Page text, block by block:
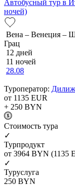
Автобусный тур в
ночей)
Вена – Венеция –
Грац
12 дней
11 ночей
28.08
Туроператор:
от 1135 EUR
+ 250 BYN
Cтоимость тура
✓
Турпродукт
от 3964 BYN (1135
✓
Туруслуга
250 BYN